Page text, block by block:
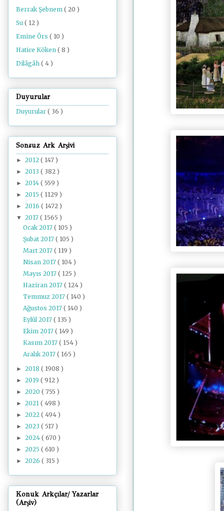
Berrak Şebnem ( 20 )
Su ( 12 )
Emine Örs ( 10 )
Hatice Köken ( 8 )
Dilâgâh ( 4 )
Duyurular
Duyurular ( 36 )
Sonsuz Ark Arşivi
► 2012 ( 147 )
► 2013 ( 382 )
► 2014 ( 559 )
► 2015 ( 1129 )
► 2016 ( 1472 )
▼ 2017 ( 1565 )
Ocak 2017( 105 )
Şubat 2017( 105 )
Mart 2017( 119 )
Nisan 2017( 104 )
Mayıs 2017( 125 )
Haziran 2017( 124 )
Temmuz 2017( 140 )
Ağustos 2017( 140 )
Eylül 2017( 135 )
Ekim 2017( 149 )
Kasım 2017( 154 )
Aralık 2017( 165 )
► 2018 ( 1908 )
► 2019 ( 912 )
► 2020 ( 755 )
► 2021 ( 498 )
► 2022 ( 494 )
► 2023 ( 517 )
► 2024 ( 670 )
► 2025 ( 610 )
► 2026 ( 315 )
Konuk Arkçılar/ Yazarlar
(Arşiv)